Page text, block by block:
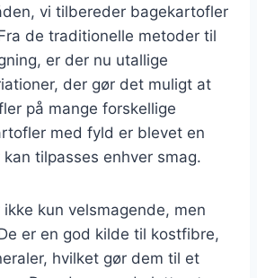
vi tilbereder bagekartofler
de traditionelle metoder til
er der nu utallige
der gør det muligt at
på mange forskellige
med fyld er blevet en
tilpasses enhver smag.
kun velsmagende, men
er en god kilde til kostfibre,
hvilket gør dem til et